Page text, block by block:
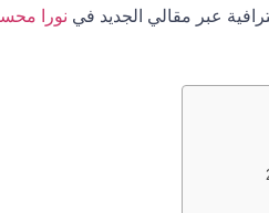
عبر مقالي الجديد في نورا